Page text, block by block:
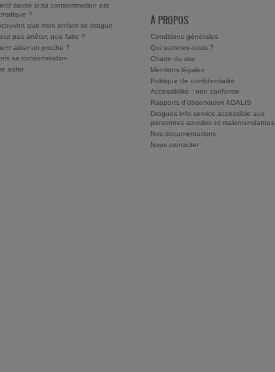
savoir si sa consommation est
?
que mon enfant se drogue
pas arrêter, que faire ?
aider un proche ?
sa consommation
aider
À PROPOS
Conditions générales
Qui sommes-nous ?
Charte du site
Mentions légales
Politique de confidentialité
Accessibilité : non conforme
Rapports d'observation ADALIS
Drogues info service accessible aux
personnes sourdes et malentendantes
Nos documentations
Nous contacter